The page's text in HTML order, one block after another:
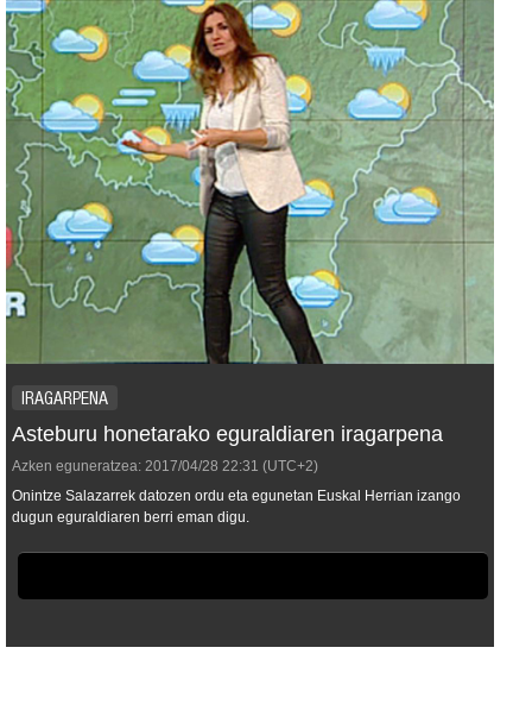
IRAGARPENA
Asteburu honetarako eguraldiaren iragarpena
Azken eguneratzea: 2017/04/28 22:31 (UTC+2)
Onintze Salazarrek datozen ordu eta egunetan Euskal Herrian izango
dugun eguraldiaren berri eman digu.